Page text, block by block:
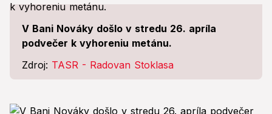
V Bani Nováky došlo v stredu 26. apríla
podvečer k vyhoreniu metánu.
Zdroj: TASR - Radovan Stoklasa